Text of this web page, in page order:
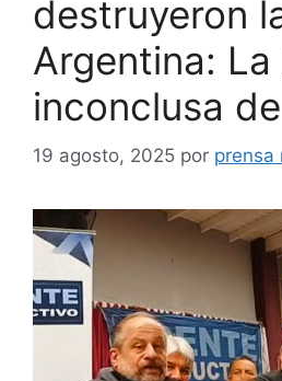
destruyeron
Argentina:
inconclusa
19 agosto, 2025 por prensa